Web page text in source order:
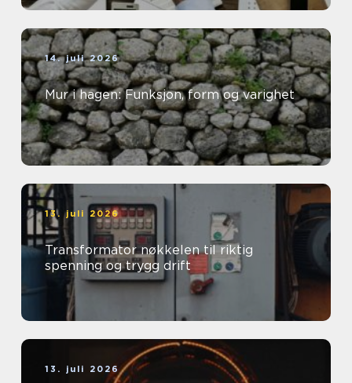
14. juli 2026
Mur i hagen: Funksjon, form og varighet
13. juli 2026
Transformator nøkkelen til riktig
spenning og trygg drift
13. juli 2026